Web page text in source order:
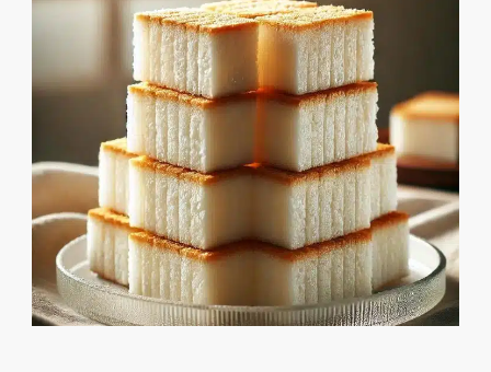
Descubra sobremesas
irresistíveis, refeições
saudáveis e práticas,
além de dicas exclusivas
que vão facilitar sua
vida na cozinha. 🍰🥗
Quer aprender a fazer
um almoço delicioso,
um jantar especial ou
sobremesas de dar água